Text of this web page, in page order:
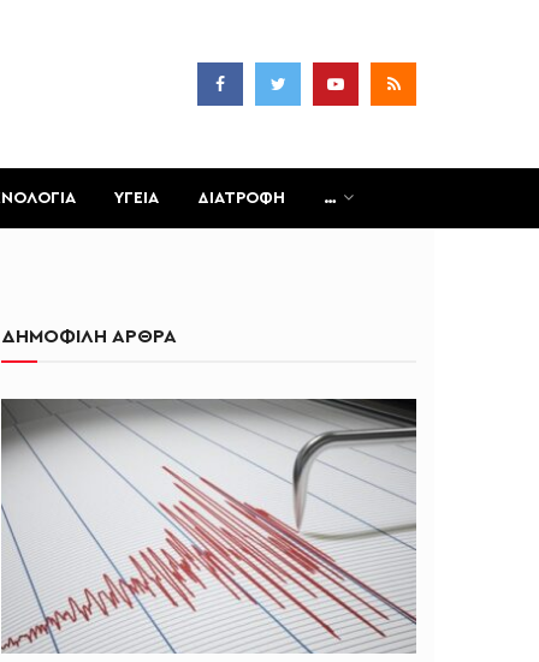
ΥΓΕΙΑ ΔΙΑΤΡΟΦΗ …
ΔΗΜΟΦΙΛΗ ΑΡΘΡΑ